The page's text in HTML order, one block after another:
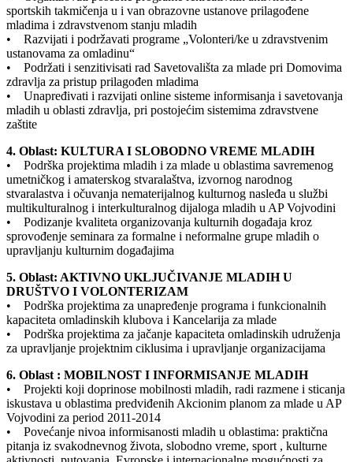
sportskih takmičenja u i van obrazovne ustanove prilagođene
mladima i zdravstvenom stanju mladih
• Razvijati i podržavati programe „Volonteri/ke u zdravstvenim
ustanovama za omladinu“
• Podržati i senzitivisati rad Savetovališta za mlade pri Domovima
zdravlja za pristup prilagođen mladima
• Unapređivati i razvijati online sisteme informisanja i savetovanja
mladih u oblasti zdravlja, pri postojećim sistemima zdravstvene
zaštite
4. Oblast: KULTURA I SLOBODNO VREME MLADIH
• Podrška projektima mladih i za mlade u oblastima savremenog
umetničkog i amaterskog stvaralaštva, izvornog narodnog
stvaralastva i očuvanja nematerijalnog kulturnog nasleđa u službi
multikulturalnog i interkulturalnog dijaloga mladih u AP Vojvodini
• Podizanje kvaliteta organizovanja kulturnih događaja kroz
sprovođenje seminara za formalne i neformalne grupe mladih o
upravljanju kulturnim događajima
5. Oblast: AKTIVNO UKLJUČIVANJE MLADIH U
DRUŠTVO I VOLONTERIZAM
• Podrška projektima za unapređenje programa i funkcionalnih
kapaciteta omladinskih klubova i Kancelarija za mlade
• Podrška projektima za jačanje kapaciteta omladinskih udruženja
za upravljanje projektnim ciklusima i upravljanje organizacijama
6. Oblast : MOBILNOST I INFORMISANJE MLADIH
• Projekti koji doprinose mobilnosti mladih, radi razmene i sticanja
iskustava u oblastima predviđenih Akcionim planom za mlade u AP
Vojvodini za period 2011-2014
• Povećanje nivoa informisanosti mladih u oblastima: praktična
pitanja iz svakodnevnog života, slobodno vreme, sport , kulturne